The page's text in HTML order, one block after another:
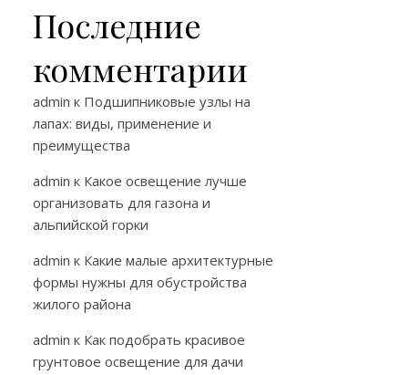
Последние
комментарии
admin к Подшипниковые узлы на
лапах: виды, применение и
преимущества
admin к Какое освещение лучше
организовать для газона и
альпийской горки
admin к Какие малые архитектурные
формы нужны для обустройства
жилого района
admin к Как подобрать красивое
грунтовое освещение для дачи